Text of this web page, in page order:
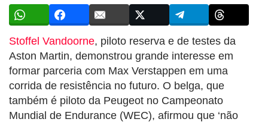
Stoffel Vandoorne, piloto reserva e de testes da
Aston Martin, demonstrou grande interesse em
formar parceria com Max Verstappen em uma
corrida de resistência no futuro. O belga, que
também é piloto da Peugeot no Campeonato
Mundial de Endurance (WEC), afirmou que ‘não